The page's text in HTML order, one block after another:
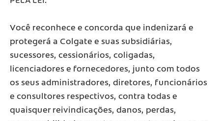
Você reconhece e concorda que indenizará e
protegerá a Colgate e suas subsidiárias,
sucessores, cessionários, coligadas,
licenciadores e fornecedores, junto com todos
os seus administradores, diretores, funcionários
e consultores respectivos, contra todas e
quaisquer reivindicações, danos, perdas,